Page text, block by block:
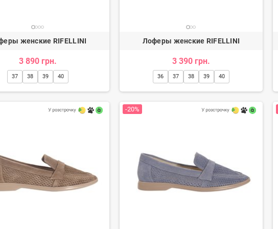
женские RIFELLINI
3 890 грн.
37 38 39 40
Лоферы женские RIFELLINI
3 390 грн.
36 37 38 39 40
-20%